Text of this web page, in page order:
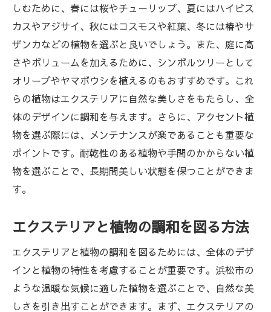
しむために、春には桜やチューリップ、夏にはハイビス
カスやアジサイ、秋にはコスモスや紅葉、冬には椿やサ
ザンカなどの植物を選ぶと良いでしょう。また、庭に高
さやボリュームを加えるために、シンボルツリーとして
オリーブやヤマボウシを植えるのもおすすめです。これ
らの植物はエクステリアに自然な美しさをもたらし、全
体のデザインに調和を与えます。さらに、アクセント植
物を選ぶ際には、メンテナンスが楽であることも重要な
ポイントです。耐乾性のある植物や手間のかからない植
物を選ぶことで、長期間美しい状態を保つことができま
す。
エクステリアと植物の調和を図る方法
エクステリアと植物の調和を図るためには、全体のデザ
インと植物の特性を考慮することが重要です。浜松市の
ような温暖な気候に適した植物を選ぶことで、自然な美
しさを引き出すことができます。まず、エクステリアの